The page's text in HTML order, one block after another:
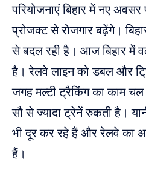
परियोजनाएं बिहार में नए
प्रोजक्ट से रोजगार बढ़ेंगे।
से बदल रही है। आज बिहार में
है। रेलवे लाइन को डबल और
जगह मल्टी ट्रैकिंग का काम चल
सौ से ज्यादा ट्रेनें रुकती है।
भी दूर कर रहे हैं और रेलवे का
हैं।